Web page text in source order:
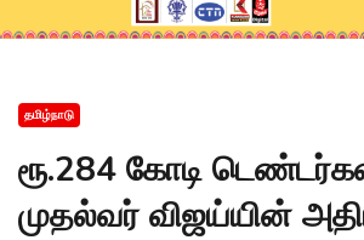
தமிழ்நாடு
ரூ.284 கோடி
முதல்வர் விஜய்யின்